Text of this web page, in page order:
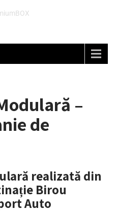
–
de
realizată din
Birou
Auto